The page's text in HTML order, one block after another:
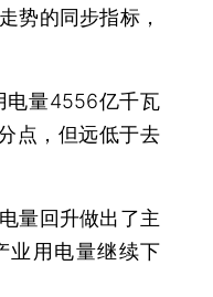
势的同步指标，
量4556亿千瓦
点，但远低于去
量回升做出了主
业用电量继续下